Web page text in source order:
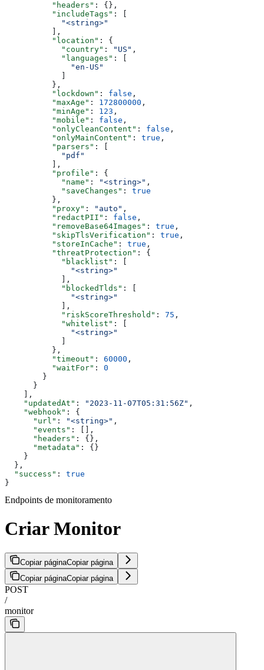
          "headers"
: {},
          "includeTags"
: [
            "<string>"
          ],
          "location"
: {
            "country"
: "US" ,
            "languages"
: [
              "en-US"
            ]
          },
          "lockdown"
: false ,
          "maxAge"
: 172800000 ,
          "minAge"
: 123 ,
          "mobile"
: false ,
          "onlyCleanContent"
: false ,
          "onlyMainContent"
: true ,
          "parsers"
: [
            "pdf"
          ],
          "profile"
: {
            "name"
: "<string>" ,
            "saveChanges"
: true
          },
          "proxy"
: "auto" ,
          "redactPII"
: false ,
          "removeBase64Images"
: true ,
          "skipTlsVerification"
: true ,
          "storeInCache"
: true ,
          "threatProtection"
: {
            "blacklist"
: [
              "<string>"
            ],
            "blockedTlds"
: [
              "<string>"
            ],
            "riskScoreThreshold"
: 75 ,
            "whitelist"
: [
              "<string>"
            ]
          },
          "timeout"
: 60000 ,
          "waitFor"
: 0
        }
      }
    ],
    "updatedAt"
: "2023-11-07T05:31:56Z" ,
    "webhook"
: {
      "url"
: "<string>" ,
      "events"
: [],
      "headers"
: {},
      "metadata"
: {}
    }
  },
  "success"
: true
}
Endpoints de monitoramento
Criar Monitor
Copiar páginaCopiar página
Copiar páginaCopiar página
POST
/
monitor